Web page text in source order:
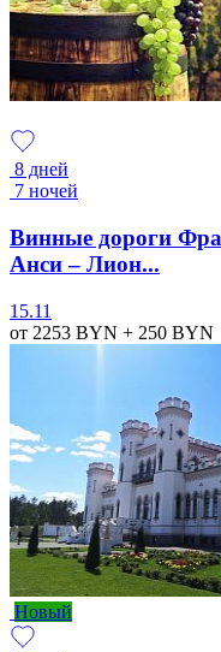
8 дней
7 ночей
Винные дороги
Анси – Лион...
15.11
от 2253 BYN + 250 BYN
Новый